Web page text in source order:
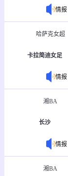
情报
哈萨克女超
卡拉简迪女足
情报
湘BA
长沙
情报
湘BA